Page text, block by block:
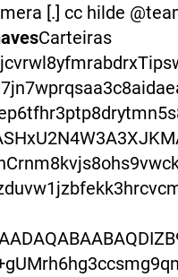
[.] cc hilde
Carteiras